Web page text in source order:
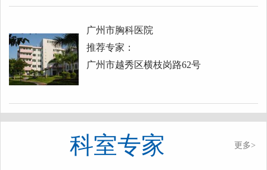
广州市胸科医院
推荐专家：
广州市越秀区横枝岗路62号
科室专家 更多>